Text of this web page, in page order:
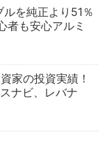
を純正より51％
者も安心アルミ
家の投資実績！
ナビ、レバナ